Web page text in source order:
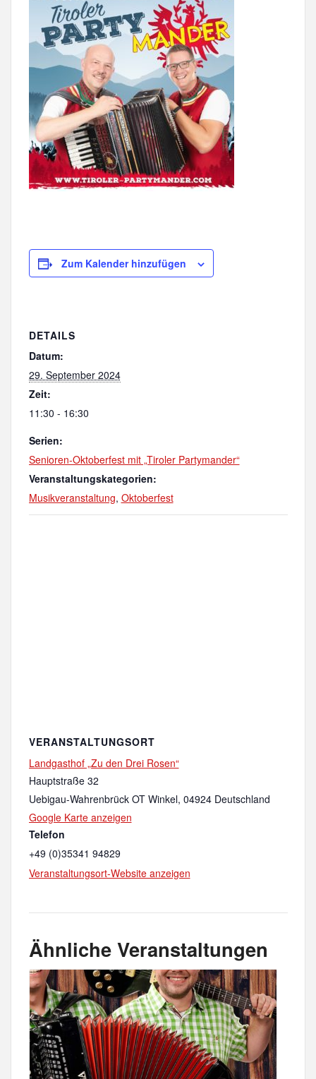
Zum Kalender hinzufügen
DETAILS
Datum:
29. September 2024
Zeit:
11:30 - 16:30
Serien:
Senioren-Oktoberfest mit „Tiroler Partymander“
Veranstaltungskategorien:
Musikveranstaltung, Oktoberfest
VERANSTALTUNGSORT
Landgasthof „Zu den Drei Rosen“
Hauptstraße 32
Uebigau-Wahrenbrück OT Winkel, 04924 Deutschland
Google Karte anzeigen
Telefon
+49 (0)35341 94829
Veranstaltungsort-Website anzeigen
Ähnliche Veranstaltungen